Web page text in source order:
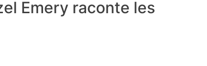
Emery raconte les